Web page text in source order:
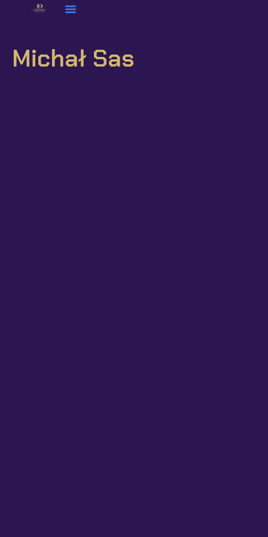
Michał Sas